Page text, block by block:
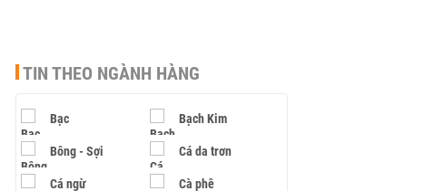
TIN THEO NGÀNH HÀNG
Bạc Bạch Kim
Bông - Sợi Cá da trơn
Cá ngừ Cà phê